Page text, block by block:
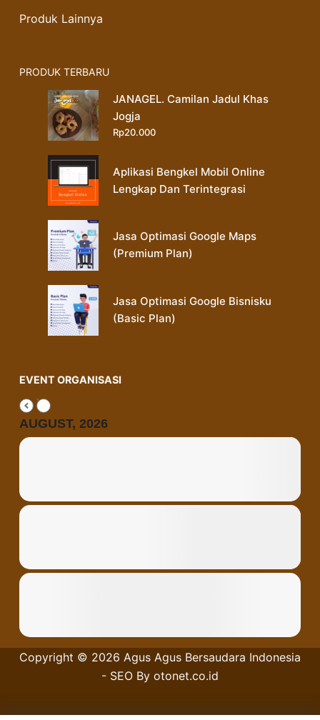
Produk Lainnya
PRODUK TERBARU
JANAGEL. Camilan Jadul Khas
Jogja
Rp20.000
Aplikasi Bengkel Mobil Online
Lengkap Dan Terintegrasi
Jasa Optimasi Google Maps
(Premium Plan)
Jasa Optimasi Google Bisnisku
(Basic Plan)
EVENT ORGANISASI
AUGUST, 2026
Copyright © 2026 Agus Agus Bersaudara Indonesia
- SEO By otonet.co.id